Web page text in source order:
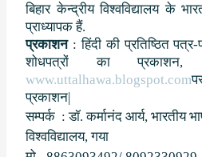
बिहार केन्द्रीय विश्वविद्यालय के
प्राध्यापक हैं.
प्रकाशन: हिंदी की प्रतिष्ठित
शोधपत्रों का प्रकाशन
www.uttalhawa.blogspot.com
प्रकाशन|
सम्‍पर्क : डॉ. कर्मानंद आर्य, भारतीय
विश्वविद्यालय, गया